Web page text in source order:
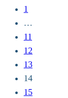
vorherigen
Seite
1
…
11
12
13
14
15